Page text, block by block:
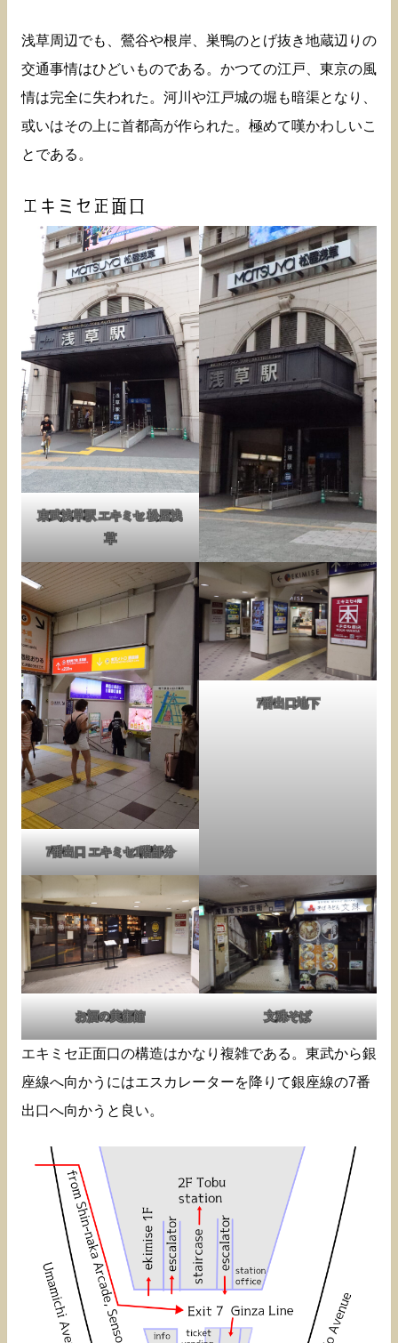
浅草周辺でも、鶯谷や根岸、巣鴨のとげ抜き地蔵辺りの
交通事情はひどいものである。かつての江戸、東京の風
情は完全に失われた。河川や江戸城の堀も暗渠となり、
或いはその上に首都高が作られた。極めて嘆かわしいこ
とである。
エキミセ正面口
東武浅草駅 エキミセ 松屋浅
草
7番出口 エキミセ1階部分
7番出口地下
お酒の美術館 文殊そば
エキミセ正面口の構造はかなり複雑である。東武から銀
座線へ向かうにはエスカレーターを降りて銀座線の7番
出口へ向かうと良い。